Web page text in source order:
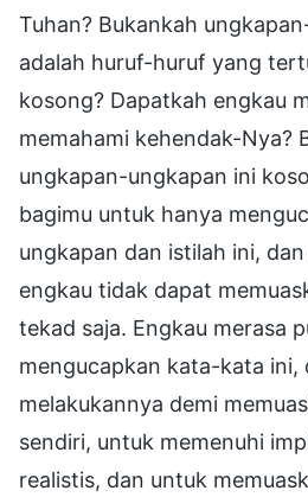
Tuhan? Bukankah
adalah huruf-huruf yang
kosong? Dapatkah engkau
memahami kehendak-Nya?
ungkapan-ungkapan ini
bagimu untuk hanya
ungkapan dan istilah ini,
engkau tidak dapat
tekad saja. Engkau merasa
mengucapkan kata-kata ini,
melakukannya demi
sendiri, untuk memenuhi
realistis, dan untuk